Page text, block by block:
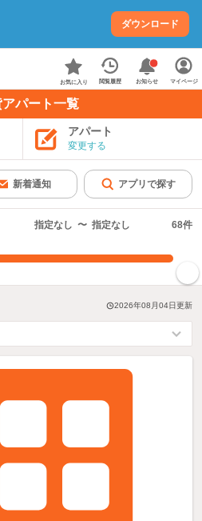
ダウンロード
お気に入り 閲覧履歴 お知らせ マイページ
パート一覧
アパート
変更する
新着通知 アプリで探す
指定なし 〜 指定なし 68件
2026年08月04日更新